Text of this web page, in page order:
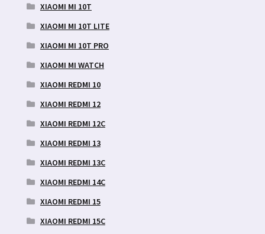
XIAOMI MI 10T
XIAOMI MI 10T LITE
XIAOMI MI 10T PRO
XIAOMI MI WATCH
XIAOMI REDMI 10
XIAOMI REDMI 12
XIAOMI REDMI 12C
XIAOMI REDMI 13
XIAOMI REDMI 13C
XIAOMI REDMI 14C
XIAOMI REDMI 15
XIAOMI REDMI 15C